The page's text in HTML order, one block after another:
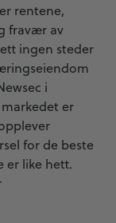
rentene,
fravær av
ingen steder
i
er
for de beste
er like hett.